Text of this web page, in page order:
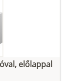
előlappal